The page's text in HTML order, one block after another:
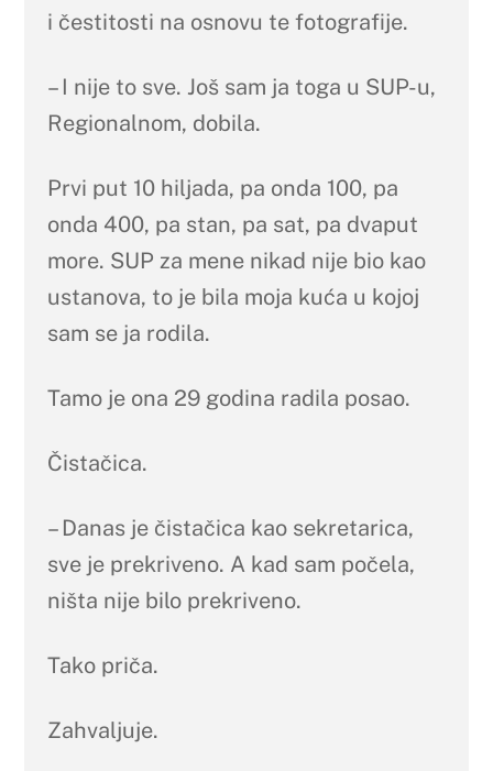
i čestitosti na osnovu te fotografije.
– I nije to sve. Još sam ja toga u SUP-u,
Regionalnom, dobila.
Prvi put 10 hiljada, pa onda 100, pa
onda 400, pa stan, pa sat, pa dvaput
more. SUP za mene nikad nije bio kao
ustanova, to je bila moja kuća u kojoj
sam se ja rodila.
Tamo je ona 29 godina radila posao.
Čistačica.
– Danas je čistačica kao sekretarica,
sve je prekriveno. A kad sam počela,
ništa nije bilo prekriveno.
Tako priča.
Zahvaljuje.